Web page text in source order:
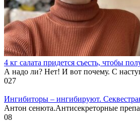
4 кг салата придется съесть, чтобы
А надо ли? Нет! И вот почему. С
027
Ингибиторы – ингибируют.
Антон сенюта.Антисекреторные
08